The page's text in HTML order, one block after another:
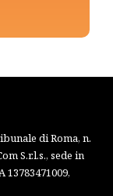
di Roma, n.
S.r.l.s., sede in
13783471009,